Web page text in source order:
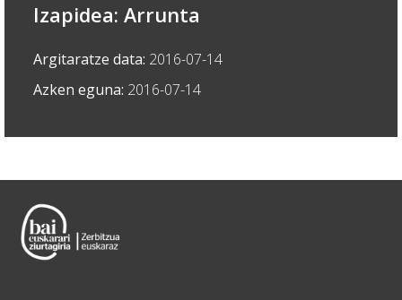
Izapidea: Arrunta
Argitaratze data: 2016-07-14
Azken eguna: 2016-07-14